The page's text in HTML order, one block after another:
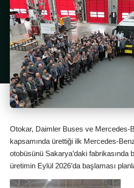
Otokar, Daimler Buses ve Mercedes-
kapsamında ürettiği ilk Mercedes-
otobüsünü Sakarya’daki fabrikasında
üretimin Eylül 2026’da başlaması